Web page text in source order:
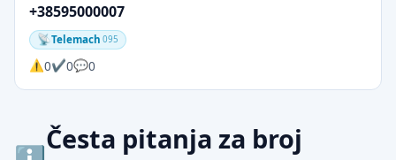
+38595000007
Telemach 095
0 0 0
Česta pitanja za broj